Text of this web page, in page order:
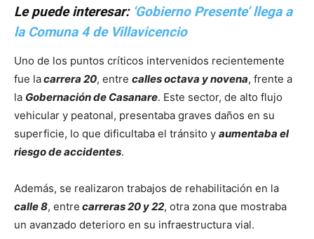
Le puede interesar: ‘Gobierno Presente’ llega a
la Comuna 4 de Villavicencio
Uno de los puntos críticos intervenidos recientemente
fue lacarrera 20, entre calles octava y novena, frente a
la Gobernación de Casanare. Este sector, de alto flujo
vehicular y peatonal, presentaba graves daños en su
superficie, lo que dificultaba el tránsito y aumentaba el
riesgo de accidentes.
Además, se realizaron trabajos de rehabilitación en la
calle 8, entre carreras 20 y 22, otra zona que mostraba
un avanzado deterioro en su infraestructura vial.